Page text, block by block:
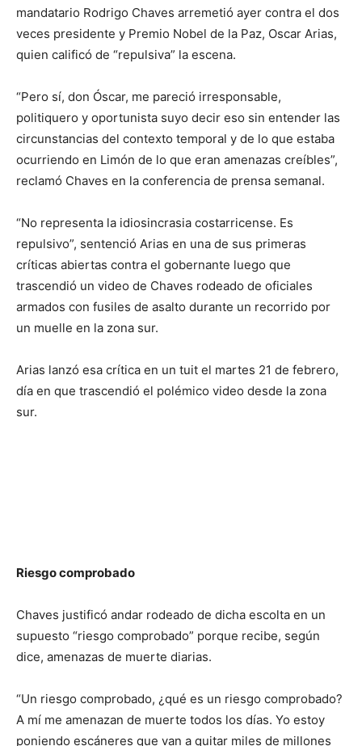
mandatario Rodrigo Chaves arremetió ayer contra el dos
veces presidente y Premio Nobel de la Paz, Oscar Arias,
quien calificó de “repulsiva” la escena.
“Pero sí, don Óscar, me pareció irresponsable,
politiquero y oportunista suyo decir eso sin entender las
circunstancias del contexto temporal y de lo que estaba
ocurriendo en Limón de lo que eran amenazas creíbles”,
reclamó Chaves en la conferencia de prensa semanal.
“No representa la idiosincrasia costarricense. Es
repulsivo”, sentenció Arias en una de sus primeras
críticas abiertas contra el gobernante luego que
trascendió un video de Chaves rodeado de oficiales
armados con fusiles de asalto durante un recorrido por
un muelle en la zona sur.
Arias lanzó esa crítica en un tuit el martes 21 de febrero,
día en que trascendió el polémico video desde la zona
sur.
Riesgo comprobado
Chaves justificó andar rodeado de dicha escolta en un
supuesto “riesgo comprobado” porque recibe, según
dice, amenazas de muerte diarias.
“Un riesgo comprobado, ¿qué es un riesgo comprobado?
A mí me amenazan de muerte todos los días. Yo estoy
poniendo escáneres que van a quitar miles de millones